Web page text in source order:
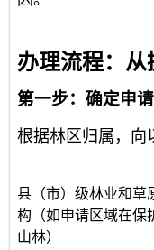
办理流程：从
第一步：确定申
根据林区归属，向
县（市）级林业和草
构（如申请区域在保
山林）